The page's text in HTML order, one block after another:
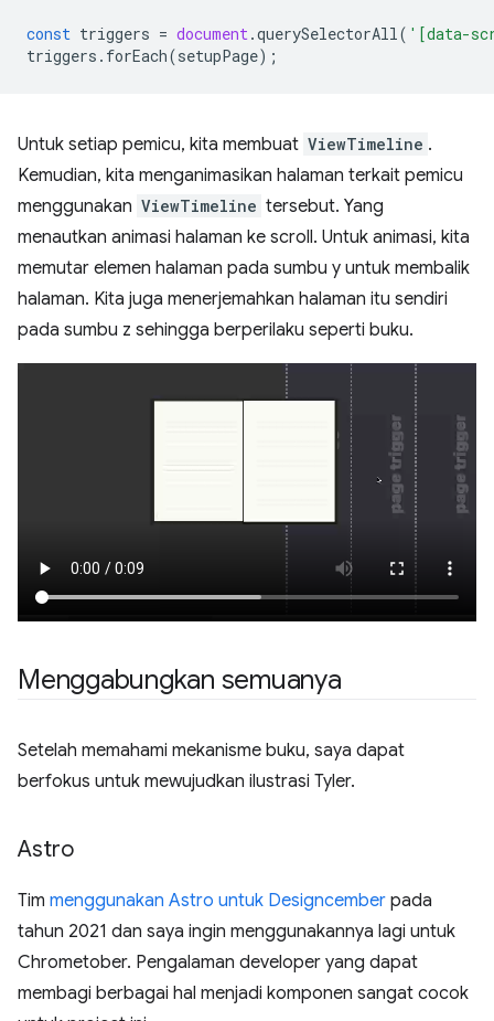
const triggers = document.querySelectorAll( '[data-
triggers . forEach(setupPage);
Untuk setiap pemicu, kita membuat ViewTimeline .
Kemudian, kita menganimasikan halaman terkait pemicu
menggunakan ViewTimeline tersebut. Yang
menautkan animasi halaman ke scroll. Untuk animasi, kita
memutar elemen halaman pada sumbu y untuk membalik
halaman. Kita juga menerjemahkan halaman itu sendiri
pada sumbu z sehingga berperilaku seperti buku.
Menggabungkan semuanya
Setelah memahami mekanisme buku, saya dapat
berfokus untuk mewujudkan ilustrasi Tyler.
Astro
Tim menggunakan Astro untuk Designcember pada
tahun 2021 dan saya ingin menggunakannya lagi untuk
Chrometober. Pengalaman developer yang dapat
membagi berbagai hal menjadi komponen sangat cocok